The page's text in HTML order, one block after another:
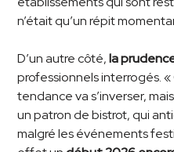
n’était qu’un répit
D’un autre côté,la
professionnels interrogés.
tendance va s’inverser,
un patron de bistrot, qui
malgré les événements